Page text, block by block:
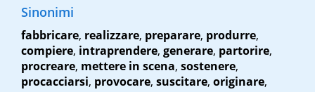
Sinonimi
fabbricare, realizzare, preparare, produrre,
compiere, intraprendere, generare, partorire,
procreare, mettere in scena, sostenere,
procacciarsi, provocare, suscitare, originare,